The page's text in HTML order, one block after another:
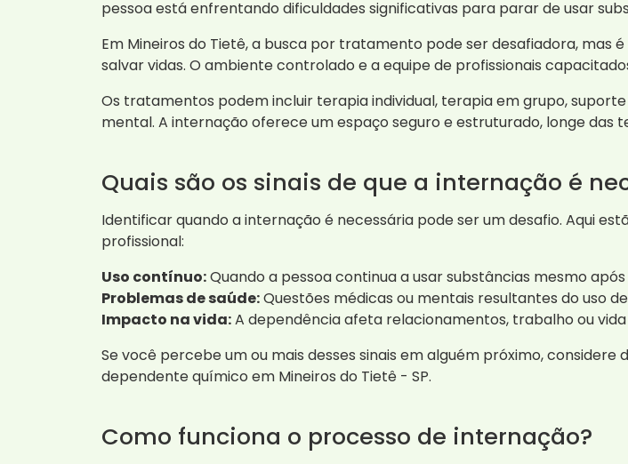
pessoa está enfrentando dificuldades significativas para parar de usar
Em Mineiros do Tietê, a busca por tratamento pode ser desafiadora,
salvar vidas. O ambiente controlado e a equipe de profissionais
Os tratamentos podem incluir terapia individual, terapia em grupo,
mental. A internação oferece um espaço seguro e estruturado, longe das
Quais são os sinais de que a internação é
Identificar quando a internação é necessária pode ser um desafio. Aqui
profissional:
Uso contínuo:Quando a pessoa continua a usar substâncias mesmo
Problemas de saúde:Questões médicas ou mentais resultantes do uso
Impacto na vida:A dependência afeta relacionamentos, trabalho ou
Se você percebe um ou mais desses sinais em alguém próximo,
dependente químico em Mineiros do Tietê - SP.
Como funciona o processo de internação?